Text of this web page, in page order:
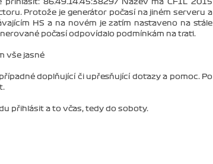
86.49.14.45:38297 Název má CF1L 2015
Protože je generátor počasí na jiném serveru a
HS a na novém je zatím nastaveno na stále
počasí odpovídalo podmínkám na trati.
vše jasné
doplňující či upřesňující dotazy a pomoc. Po
přihlásit a to včas, tedy do soboty.